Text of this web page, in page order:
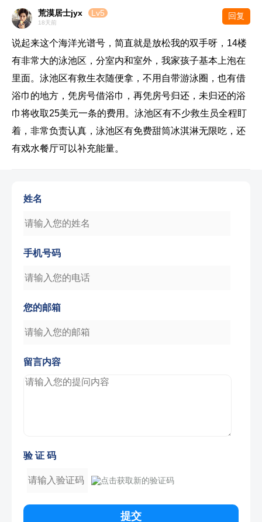
荒漠居士jyx Lv5
18天前
回复
说起来这个海洋光谱号，简直就是放松我的双手呀，14楼
有非常大的泳池区，分室内和室外，我家孩子基本上泡在
里面。泳池区有救生衣随便拿，不用自带游泳圈，也有借
浴巾的地方，凭房号借浴巾，再凭房号归还，未归还的浴
巾将收取25美元一条的费用。泳池区有不少救生员全程盯
着，非常负责认真，泳池区有免费甜筒冰淇淋无限吃，还
有戏水餐厅可以补充能量。
姓名
手机号码
您的邮箱
留言内容
验 证 码
提交